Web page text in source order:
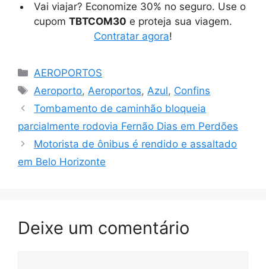
Vai viajar? Economize 30% no seguro. Use o
cupom TBTCOM30 e proteja sua viagem.
Contratar agora!
Categorias
AEROPORTOS
Tags
Aeroporto,Aeroportos,Azul, Confins
Tombamento de caminhão bloqueia
parcialmente rodovia Fernão Dias em Perdões
Motorista de ônibus é rendido e assaltado
em Belo Horizonte
Deixe um comentário